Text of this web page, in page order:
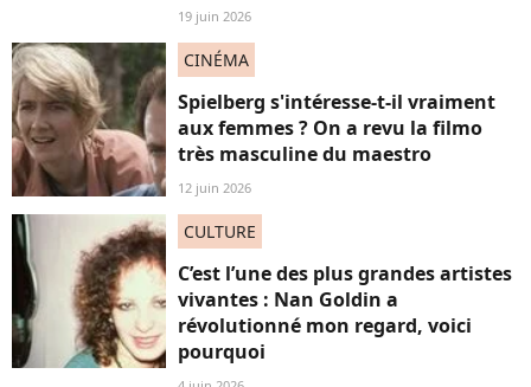
19 juin 2026
CINÉMA
Spielberg s'intéresse-t-il vraiment
aux femmes ? On a revu la filmo
très masculine du maestro
12 juin 2026
CULTURE
C’est l’une des plus grandes artistes
vivantes : Nan Goldin a
révolutionné mon regard, voici
pourquoi